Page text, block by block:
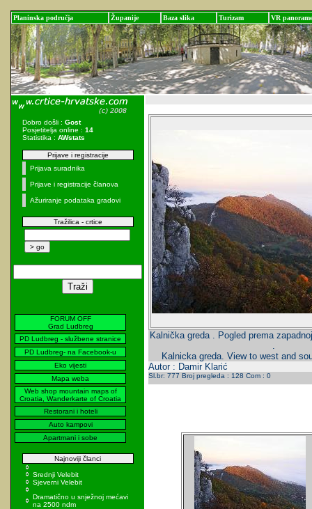
Planinska područja Županije Baza slika Turizam VR panorame
Dobro došli : Gost
Posjetitelja online : 14
Statistika : AWstats
Prijave i registracije
Prijava suradnika
Prijave i registracije članova
Ažuriranje podataka gradovi
Tražilica - crtice
FORUM OFF
Grad Ludbreg
PD Ludbreg - službene stranice
PD Ludbreg- na Facebook-u
Eko vijesti
Mapa weba
Web shop mountain maps of
Croatia, Wanderkarte of Croatia
Restorani i hoteli
Auto kampovi
Apartmani i sobe
Najnoviji članci
Srednji Velebit
Sjeverni Velebit
Dramatično u snježnoj mećavi
na 2500 ndm
Kalnička greda . Pogled prema
.
Kalnicka greda. View to west and
Autor : Damir Klarić
Sl.br: 777 Broj pregleda : 128 Com : 0